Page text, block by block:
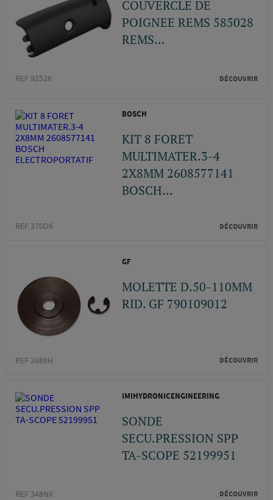
COUVERCLE DE
POIGNEE REMS 585028
REMS...
REF 92526 DÉCOUVRIR
BOSCH
KIT 8 FORET
MULTIMATER.3-4
2X8MM 2608577141
BOSCH...
REF 370D6 DÉCOUVRIR
GF
MOLETTE D.50-110MM
RID. GF 790109012
REF 2688H DÉCOUVRIR
IMIHYDRONICENGINEERING
SONDE
SECU.PRESSION SPP
TA-SCOPE 52199951
REF 348NX DÉCOUVRIR